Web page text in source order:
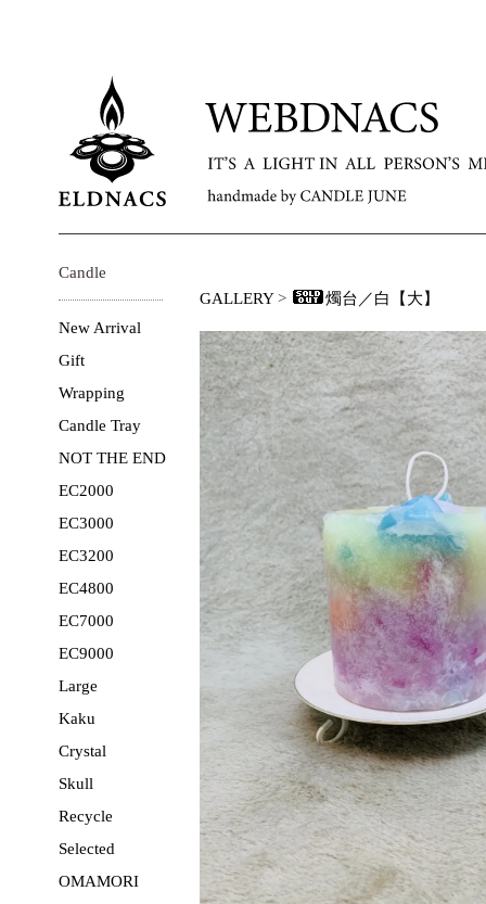
Candle
New Arrival
Gift
Wrapping
Candle Tray
NOT THE END
EC2000
EC3000
EC3200
EC4800
EC7000
EC9000
Large
Kaku
Crystal
Skull
Recycle
Selected
OMAMORI
GALLERY> 燭台／白【大】